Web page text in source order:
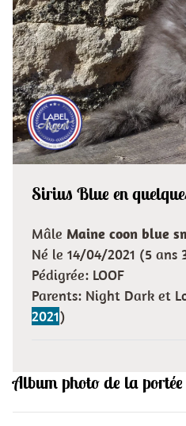
Sirius Blue en
Mâle Maine coon blue
Né le 14/04/2021 (5 ans
Pédigrée: LOOF
Parents: Night Dark et
2021)
Album photo de la